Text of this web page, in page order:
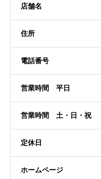
店舗名
住所
電話番号
営業時間 平日
営業時間 土・日・祝
定休日
ホームページ